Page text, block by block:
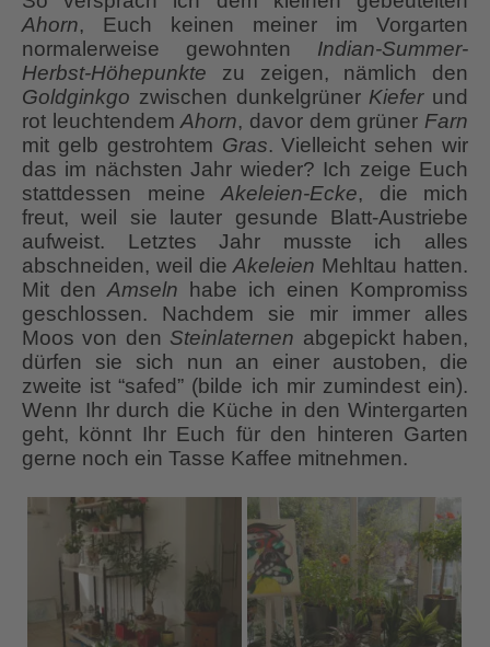
Ahorn, Euch keinen meiner im Vorgarten
normalerweise gewohnten Indian-Summer-
Herbst-Höhepunkte zu zeigen, nämlich den
Goldginkgo zwischen dunkelgrünerKieferund
rot leuchtendemAhorn, davor dem grünerFarn
mit gelb gestrohtem Gras. Vielleicht sehen wir
das im nächsten Jahr wieder? Ich zeige Euch
stattdessen meineAkeleien-Ecke, die mich
freut, weil sie lauter gesunde Blatt-Austriebe
aufweist. Letztes Jahr musste ich alles
abschneiden, weil dieAkeleien Mehltau hatten.
Mit denAmseln habe ich einen Kompromiss
geschlossen. Nachdem sie mir immer alles
Moos von den Steinlaternen abgepickt haben,
dürfen sie sich nun an einer austoben, die
zweite ist “safed” (bilde ich mir zumindest ein).
Wenn Ihr durch die Küche in den Wintergarten
geht, könnt Ihr Euch für den hinteren Garten
gerne noch ein Tasse Kaffee mitnehmen.